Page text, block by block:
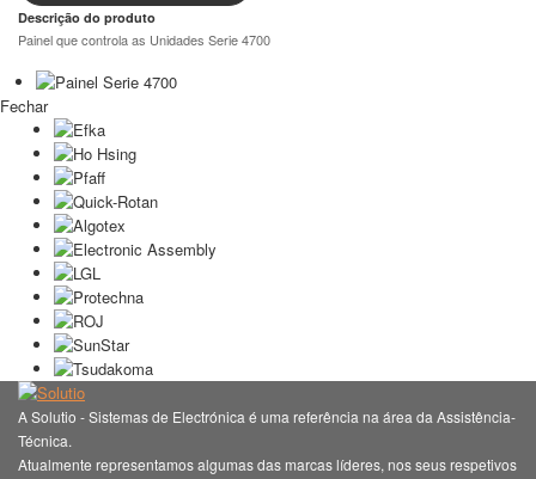
Descrição do produto
Painel que controla as Unidades Serie 4700
Fechar
A Solutio - Sistemas de Electrónica é uma referência na área da Assistência-
Técnica.
Atualmente representamos algumas das marcas líderes, nos seus respetivos